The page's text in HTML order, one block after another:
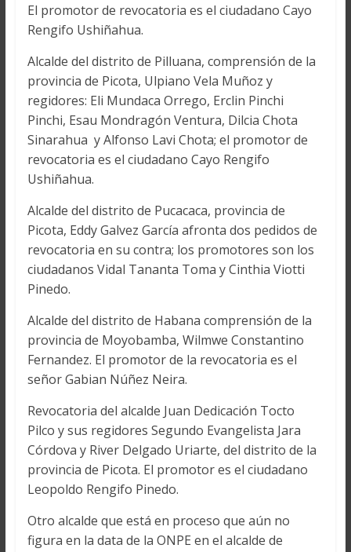
El promotor de revocatoria es el ciudadano Cayo
Rengifo Ushiñahua.
Alcalde del distrito de Pilluana, comprensión de la
provincia de Picota, Ulpiano Vela Muñoz y
regidores: Eli Mundaca Orrego, Erclin Pinchi
Pinchi, Esau Mondragón Ventura, Dilcia Chota
Sinarahua y Alfonso Lavi Chota; el promotor de
revocatoria es el ciudadano Cayo Rengifo
Ushiñahua.
Alcalde del distrito de Pucacaca, provincia de
Picota, Eddy Galvez García afronta dos pedidos de
revocatoria en su contra; los promotores son los
ciudadanos Vidal Tananta Toma y Cinthia Viotti
Pinedo.
Alcalde del distrito de Habana comprensión de la
provincia de Moyobamba, Wilmwe Constantino
Fernandez. El promotor de la revocatoria es el
señor Gabian Núñez Neira.
Revocatoria del alcalde Juan Dedicación Tocto
Pilco y sus regidores Segundo Evangelista Jara
Córdova y River Delgado Uriarte, del distrito de la
provincia de Picota. El promotor es el ciudadano
Leopoldo Rengifo Pinedo.
Otro alcalde que está en proceso que aún no
figura en la data de la ONPE en el alcalde de